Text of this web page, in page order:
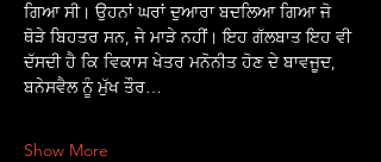
ਗਿਆ ਸੀ। ਉਹਨਾਂ ਘਰਾਂ ਦੁਆਰਾ ਬਦਲਿਆ ਗਿਆ ਜੋ
ਥੋੜੇ ਬਿਹਤਰ ਸਨ, ਜੇ ਮਾੜੇ ਨਹੀਂ। ਇਹ ਗੱਲਬਾਤ ਇਹ ਵੀ
ਦੱਸਦੀ ਹੈ ਕਿ ਵਿਕਾਸ ਖੇਤਰ ਮਨੋਨੀਤ ਹੋਣ ਦੇ ਬਾਵਜੂਦ,
ਬਨੇਸਵੈਲ ਨੂੰ ਮੁੱਖ ਤੌਰ…
Show More